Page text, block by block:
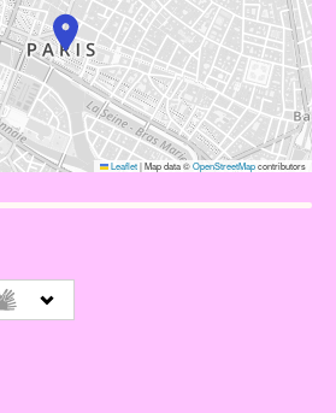
Leaflet|Map data ©OpenStreetMapcontributors